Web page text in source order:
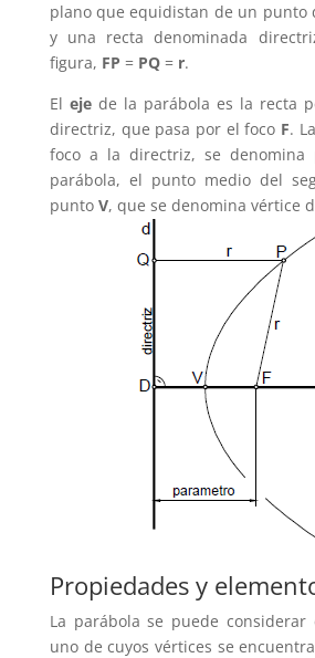
plano que equidistan de un punto
y una recta denominada
figura, FP = PQ= r.
El ejede la parábola es la recta
directriz, que pasa por el foco F.
foco a la directriz, se denomina
parábola, el punto medio del
punto V, que se denomina vértice
Propiedades y
La parábola se puede considerar
uno de cuyos vértices se